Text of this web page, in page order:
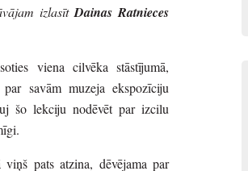
izlasīt Dainas Ratnieces
viena cilvēka stāstījumā,
savām muzeja ekspozīciju
šo lekciju nodēvēt par izcilu
pats atzina, dēvējama par